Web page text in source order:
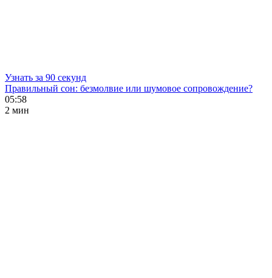
Узнать за 90 секунд
Правильный сон: безмолвие или шумовое сопровождение?
05:58
2 мин